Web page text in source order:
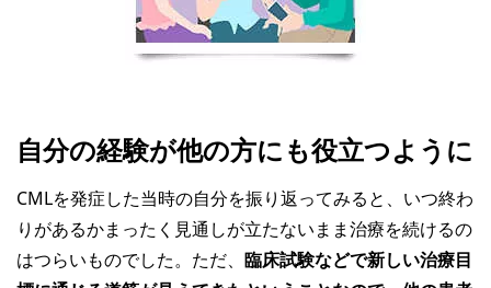
自分の経験が他の方にも役立つように
CMLを発症した当時の自分を振り返ってみると、いつ終わ
りがあるかまったく見通しが立たないまま治療を続けるの
はつらいものでした。ただ、 臨床試験などで新しい治療目